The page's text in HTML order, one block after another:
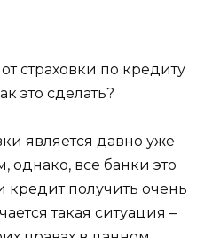
страховки по кредиту
это сделать?
является давно уже
все банки это
кредит получить очень
такая ситуация –